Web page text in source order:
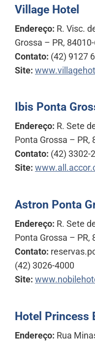
Village Hotel
Endereço: R. Visc.
Grossa – PR,
Contato: (42) 9127
Site:
Ibis Ponta
Endereço: R. Sete
Ponta Grossa – PR,
Contato: (42) 3302-
Site:
Astron Ponta
Endereço: R. Sete
Ponta Grossa – PR,
Contato:
(42) 3026-4000
Site:
Hotel Princess
Endereço: Rua